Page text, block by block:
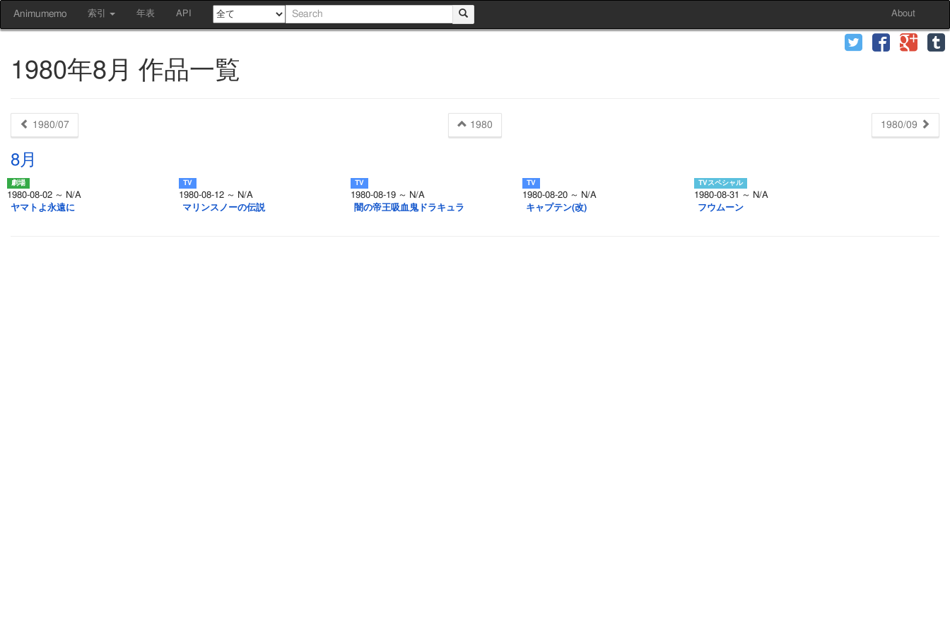
Animumemo 索引 年表 API About
1980年8月 作品一覧
1980/07 1980 1980/09
8月
1980-08-02 ～ N/A
ヤマトよ永遠に
1980-08-12 ～ N/A
マリンスノーの伝説
1980-08-19 ～ N/A
闇の帝王吸血鬼ドラキュラ
1980-08-20 ～ N/A
キャプテン(改)
1980-08-31 ～ N/A
フウムーン